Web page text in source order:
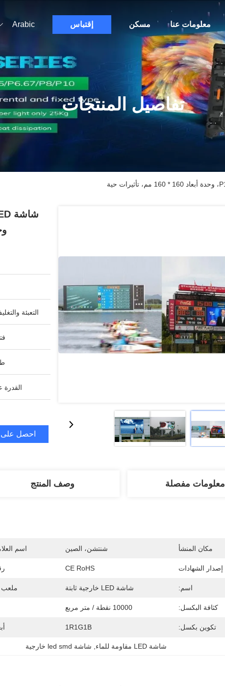
مسكن معلومات عنا إقتباس Arabic
تفاصيل المنتجات
التعبئة
القدرة
احصل
معلومات مفصلة وصف المنتج
مكان المنشأ شنتشن، الصين اسم
إصدار الشهادات CE RoHS
اسم: شاشة LED خارجية ثابتة ملعب
كثافة البكسل: 10000 نقطة / متر مربع
تكوين بكسل: 1R1G1B
شاشة LED مقاومة للماء شاشة led smd خارجية